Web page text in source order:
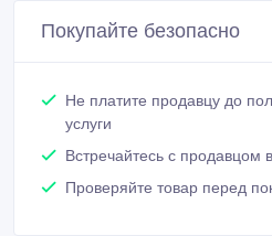
Покупайте безопасно
Не платите продавцу до
услуги
Встречайтесь с продавцом
Проверяйте товар перед